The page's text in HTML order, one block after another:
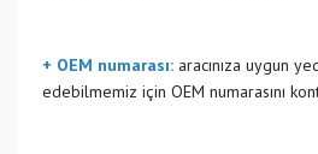
+ OEM numarası: aracınıza uygun
edebilmemiz için OEM numarasını